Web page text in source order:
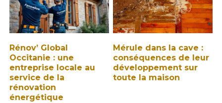
Rénov’ Global
Occitanie : une
entreprise locale au
service de la
rénovation
énergétique
Mérule dans la cave :
conséquences de leur
développement sur
toute la maison